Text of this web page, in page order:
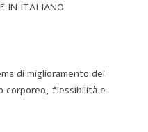
IN ITALIANO
di miglioramento del
corporeo, flessibilità e